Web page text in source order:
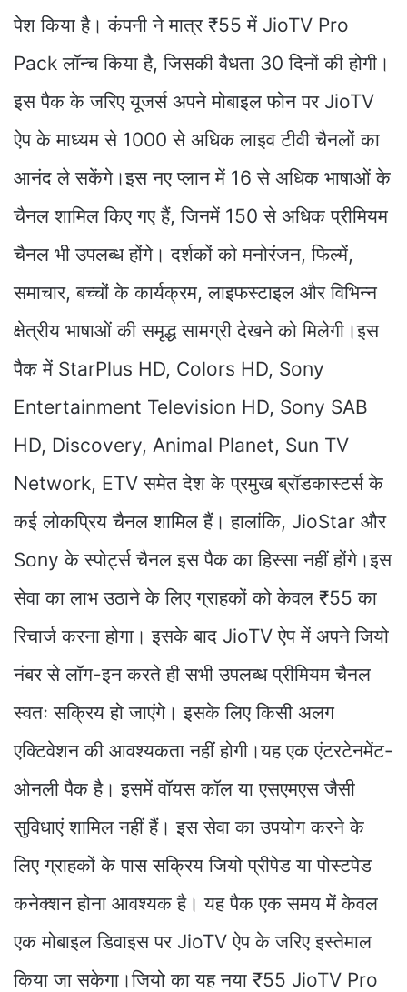
पेश किया है। कंपनी ने मात्र ₹55 में JioTV Pro
Pack लॉन्च किया है, जिसकी वैधता 30 दिनों की होगी।
इस पैक के जरिए यूजर्स अपने मोबाइल फोन पर JioTV
ऐप के माध्यम से 1000 से अधिक लाइव टीवी चैनलों का
आनंद ले सकेंगे।इस नए प्लान में 16 से अधिक भाषाओं के
चैनल शामिल किए गए हैं, जिनमें 150 से अधिक प्रीमियम
चैनल भी उपलब्ध होंगे। दर्शकों को मनोरंजन, फिल्में,
समाचार, बच्चों के कार्यक्रम, लाइफस्टाइल और विभिन्न
क्षेत्रीय भाषाओं की समृद्ध सामग्री देखने को मिलेगी।इस
पैक में StarPlus HD, Colors HD, Sony
Entertainment Television HD, Sony SAB
HD, Discovery, Animal Planet, Sun TV
Network, ETV समेत देश के प्रमुख ब्रॉडकास्टर्स के
कई लोकप्रिय चैनल शामिल हैं। हालांकि, JioStar और
Sony के स्पोर्ट्स चैनल इस पैक का हिस्सा नहीं होंगे।इस
सेवा का लाभ उठाने के लिए ग्राहकों को केवल ₹55 का
रिचार्ज करना होगा। इसके बाद JioTV ऐप में अपने जियो
नंबर से लॉग-इन करते ही सभी उपलब्ध प्रीमियम चैनल
स्वतः सक्रिय हो जाएंगे। इसके लिए किसी अलग
एक्टिवेशन की आवश्यकता नहीं होगी।यह एक एंटरटेनमेंट-
ओनली पैक है। इसमें वॉयस कॉल या एसएमएस जैसी
सुविधाएं शामिल नहीं हैं। इस सेवा का उपयोग करने के
लिए ग्राहकों के पास सक्रिय जियो प्रीपेड या पोस्टपेड
कनेक्शन होना आवश्यक है। यह पैक एक समय में केवल
एक मोबाइल डिवाइस पर JioTV ऐप के जरिए इस्तेमाल
किया जा सकेगा।जियो का यह नया ₹55 JioTV Pro